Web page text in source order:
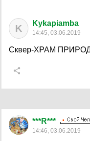
K Kykapiamba
14:45, 03.06.2019
Сквер-ХРАМ
***R***
14:46, 03.06.2019